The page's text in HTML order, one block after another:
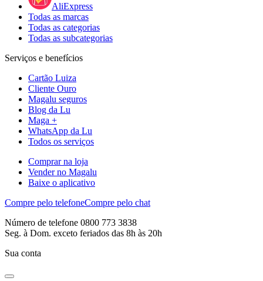
AliExpress
Todas as marcas
Todas as categorias
Todas as subcategorias
Serviços e benefícios
Cartão Luiza
Cliente Ouro
Magalu seguros
Blog da Lu
Maga +
WhatsApp da Lu
Todos os serviços
Comprar na loja
Vender no Magalu
Baixe o aplicativo
Compre pelo telefoneCompre pelo chat
Número de telefone 0800 773 3838
Seg. à Dom. exceto feriados das 8h às 20h
Sua conta